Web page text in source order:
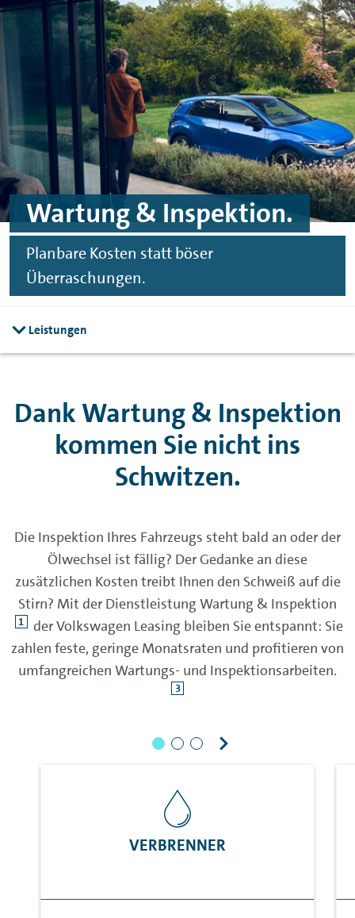
Zum Hauptinhalt springen
Zur Fußzeile springen
Wartung & Inspektion.
Planbare Kosten statt böser
Überraschungen.
Leistungen
Dank Wartung & Inspektion
kommen Sie nicht ins
Schwitzen.
Die Inspektion Ihres Fahrzeugs steht bald an oder der
Ölwechsel ist fällig? Der Gedanke an diese
zusätzlichen Kosten treibt Ihnen den Schweiß auf die
Stirn? Mit der Dienstleistung Wartung & Inspektion
1
der Volkswagen Leasing bleiben Sie entspannt: Sie
zahlen feste, geringe Monatsraten und profitieren von
umfangreichen Wartungs- und Inspektionsarbeiten.
3
VERBRENNER